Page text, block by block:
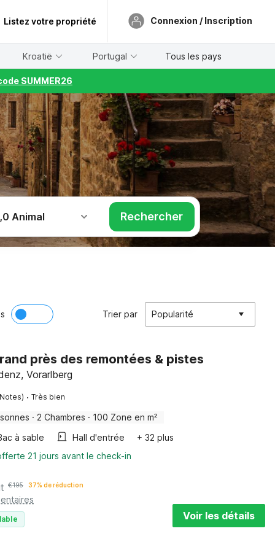
Listez votre propriété Connexion / Inscription
Kroatië Portugal Tous les pays
SUMMER26
,0 Animal Rechercher
Trier par Popularité
près des remontées & pistes
Vorarlberg
· Très bien
· 2 Chambres · 100 Zone en m²
à sable
Hall d'entrée
+ 32 plus
21 jours avant le check-in
€195 37% de réduction
Voir les détails